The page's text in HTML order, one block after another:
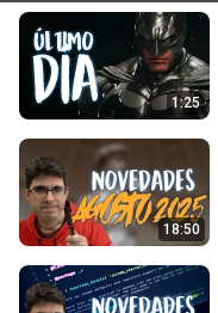
1:25
18:50